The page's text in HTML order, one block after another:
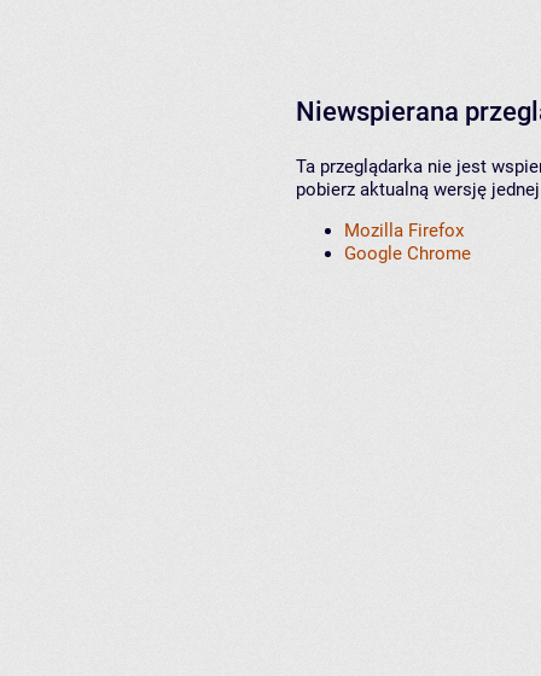
Niewspierana
Ta przeglądarka nie jest
pobierz aktualną wersję
Mozilla Firefox
Google Chrome